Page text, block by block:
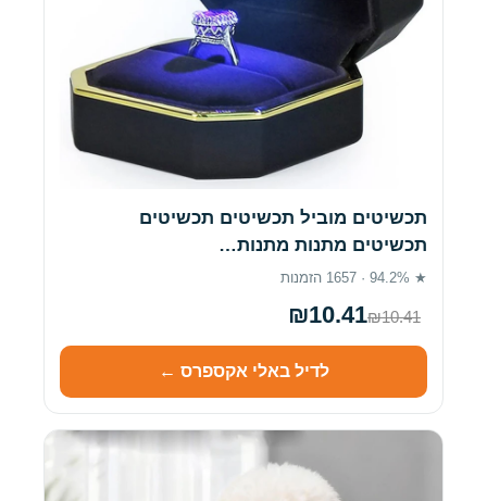
תכשיטים מוביל תכשיטים תכשיטים
תכשיטים מתנות מתנות…
★ 94.2% · 1657 הזמנות
₪10.41₪10.41
לדיל באלי אקספרס ←